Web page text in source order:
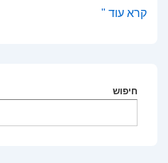
תרגום
התרגום
קרא עוד "
חיפוש